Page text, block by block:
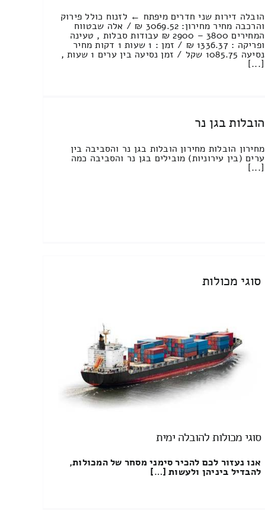
הובלה דירות שני חדרים מיפתח ← לזנוח כולל פירוק
והרכבה מחיר מחירון: 3069.52 ₪ / אלה שבטווח
המחירים 3800 – 2900 ₪ עבודות סבלות , טעינה
ופריקה : 1336.37 ₪ / זמן : 1 שעות 1 דקות מחיר
נסיעה 1085.75 שקל / זמן נסיעה בין ערים 1 שעות ,
[...]
הובלות בגן נר
מחירון הובלות מחירון הובלות בגן נר והסביבה בין
ערים (בין עירוניות) מובילים בגן נר והסביבה כמה
[...]
סוגי מכולות
סוגי מכולות להובלה ימית
אנו נעזור לכם להכיר סימני מסחר של המכולות,
להבדיל ביניהן ולעשות […]